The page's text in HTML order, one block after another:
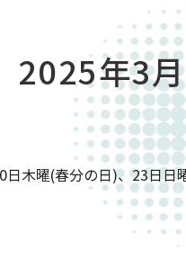
2025年3
木曜(春分の日)、23日日